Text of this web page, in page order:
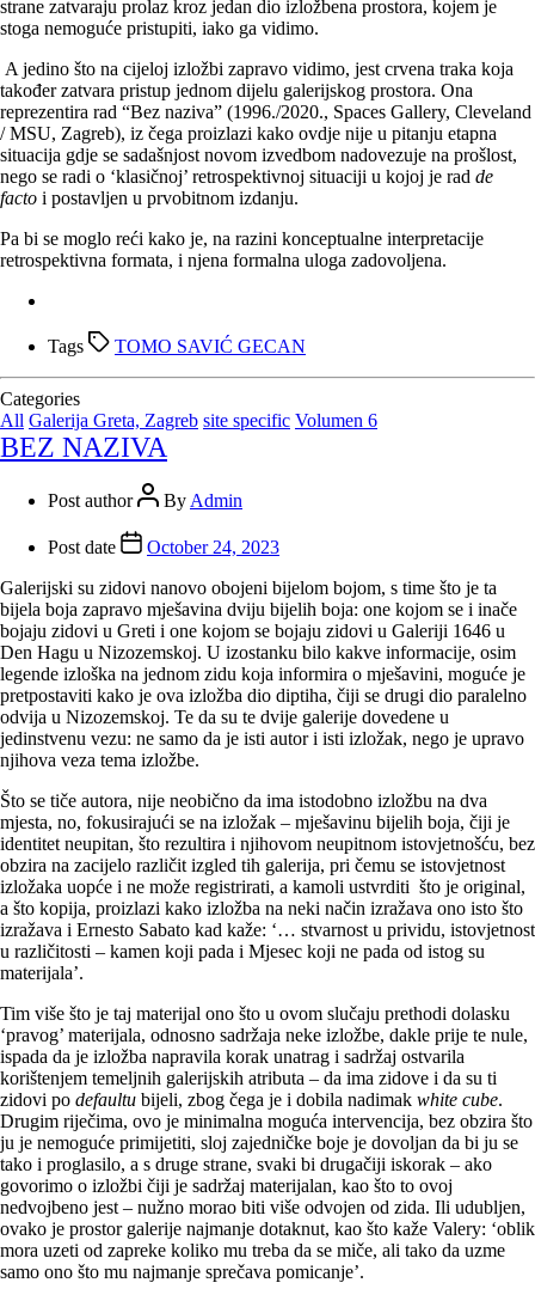
strane zatvaraju prolaz kroz jedan dio izložbena prostora, kojem je
stoga nemoguće pristupiti, iako ga vidimo.
A jedino što na cijeloj izložbi zapravo vidimo, jest crvena traka koja
također zatvara pristup jednom dijelu galerijskog prostora. Ona
reprezentira rad “Bez naziva” (1996./2020., Spaces Gallery, Cleveland
/ MSU, Zagreb), iz čega proizlazi kako ovdje nije u pitanju etapna
situacija gdje se sadašnjost novom izvedbom nadovezuje na prošlost,
nego se radi o ‘klasičnoj’ retrospektivnoj situaciji u kojoj je rad de
facto i postavljen u prvobitnom izdanju.
Pa bi se moglo reći kako je, na razini konceptualne interpretacije
retrospektivna formata, i njena formalna uloga zadovoljena.
Tags TOMO SAVIĆ GECAN
Categories
All Galerija Greta, Zagreb site specific Volumen 6
BEZ NAZIVA
Post author By Admin
Post date
October 24, 2023
Galerijski su zidovi nanovo obojeni bijelom bojom, s time što je ta
bijela boja zapravo mješavina dviju bijelih boja: one kojom se i inače
bojaju zidovi u Greti i one kojom se bojaju zidovi u Galeriji 1646 u
Den Hagu u Nizozemskoj. U izostanku bilo kakve informacije, osim
legende izloška na jednom zidu koja informira o mješavini, moguće je
pretpostaviti kako je ova izložba dio diptiha, čiji se drugi dio paralelno
odvija u Nizozemskoj. Te da su te dvije galerije dovedene u
jedinstvenu vezu: ne samo da je isti autor i isti izložak, nego je upravo
njihova veza tema izložbe.
Što se tiče autora, nije neobično da ima istodobno izložbu na dva
mjesta, no, fokusirajući se na izložak – mješavinu bijelih boja, čiji je
identitet neupitan, što rezultira i njihovom neupitnom istovjetnošću, bez
obzira na zacijelo različit izgled tih galerija, pri čemu se istovjetnost
izložaka uopće i ne može registrirati, a kamoli ustvrditi što je original,
a što kopija, proizlazi kako izložba na neki način izražava ono isto što
izražava i Ernesto Sabato kad kaže: ‘… stvarnost u prividu, istovjetnost
u različitosti – kamen koji pada i Mjesec koji ne pada od istog su
materijala’.
Tim više što je taj materijal ono što u ovom slučaju prethodi dolasku
‘pravog’ materijala, odnosno sadržaja neke izložbe, dakle prije te nule,
ispada da je izložba napravila korak unatrag i sadržaj ostvarila
korištenjem temeljnih galerijskih atributa – da ima zidove i da su ti
zidovi po defaultu bijeli, zbog čega je i dobila nadimak white cube.
Drugim riječima, ovo je minimalna moguća intervencija, bez obzira što
ju je nemoguće primijetiti, sloj zajedničke boje je dovoljan da bi ju se
tako i proglasilo, a s druge strane, svaki bi drugačiji iskorak – ako
govorimo o izložbi čiji je sadržaj materijalan, kao što to ovoj
nedvojbeno jest – nužno morao biti više odvojen od zida. Ili udubljen,
ovako je prostor galerije najmanje dotaknut, kao što kaže Valery: ‘oblik
mora uzeti od zapreke koliko mu treba da se miče, ali tako da uzme
samo ono što mu najmanje sprečava pomicanje’.